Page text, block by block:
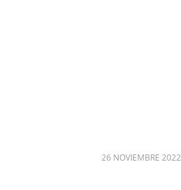
26 NOVIEMBRE 2022